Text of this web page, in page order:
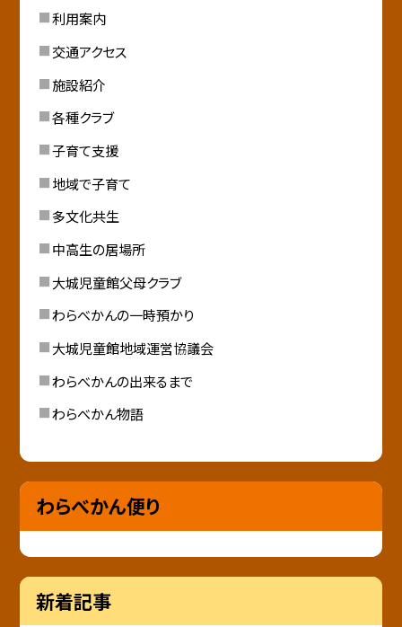
利用案内
交通アクセス
施設紹介
各種クラブ
子育て支援
地域で子育て
多文化共生
中高生の居場所
大城児童館父母クラブ
わらべかんの一時預かり
大城児童館地域運営協議会
わらべかんの出来るまで
わらべかん物語
わらべかん便り
新着記事